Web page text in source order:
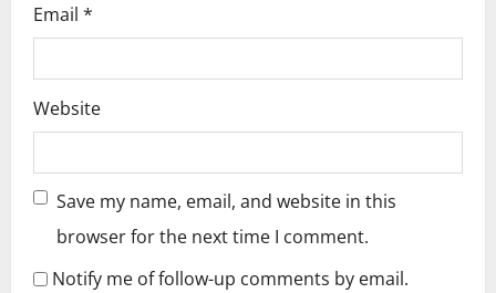
Email *
Website
Save my name, email, and website in this
browser for the next time I comment.
Notify me of follow-up comments by email.